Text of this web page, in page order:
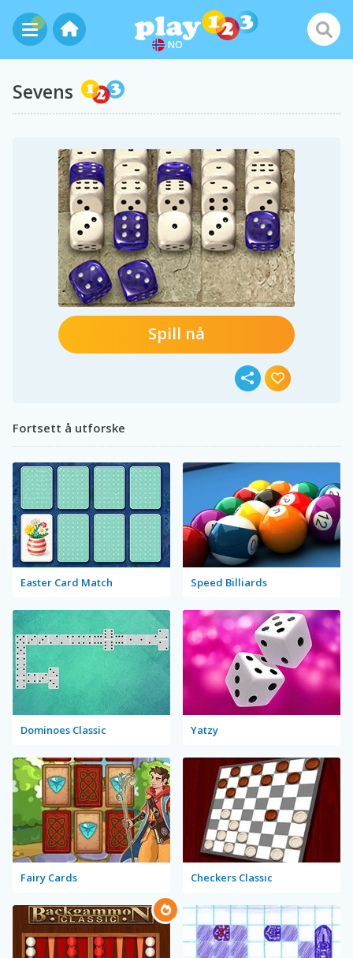
NO
Sevens
Spill nå
Fortsett å utforske
Easter Card Match Speed Billiards
Dominoes Classic Yatzy
Fairy Cards Checkers Classic